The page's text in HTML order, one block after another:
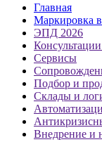
Главная
Маркировка
ЭПД 2026
Сервисы
Подбор и
Склады и
Внедрение и